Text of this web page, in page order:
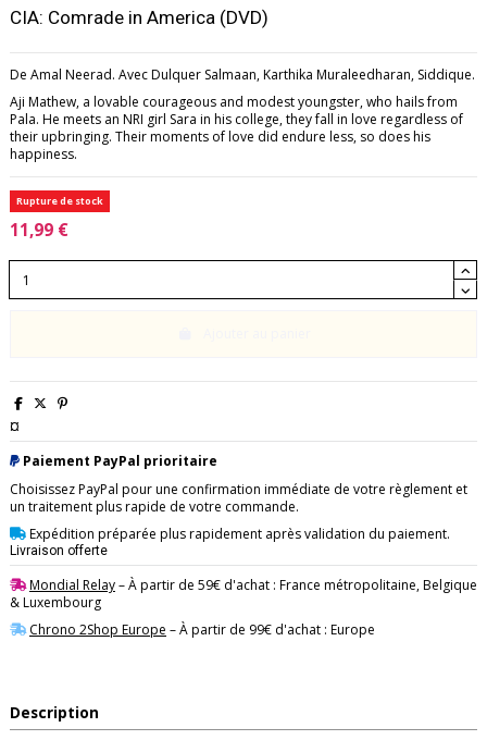
CIA: Comrade in America (DVD)
De Amal Neerad. Avec Dulquer Salmaan, Karthika Muraleedharan, Siddique.
Aji Mathew, a lovable courageous and modest youngster, who hails from
Pala. He meets an NRI girl Sara in his college, they fall in love regardless of
their upbringing. Their moments of love did endure less, so does his
happiness.
Rupture de stock
11,99 €
¤
Paiement PayPal prioritaire
Choisissez PayPal pour une confirmation immédiate de votre règlement et
un traitement plus rapide de votre commande.
Expédition préparée plus rapidement après validation du paiement.
Livraison offerte
Mondial Relay– À partir de 59€ d'achat : France métropolitaine, Belgique
& Luxembourg
Chrono 2Shop Europe – À partir de 99€ d'achat : Europe
Description